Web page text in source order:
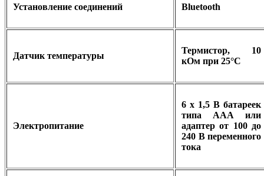
Установление соединений Bluetooth
Датчик температуры
Термистор, 10
кОм при 25°C
Электропитание
6 х 1,5 В батареек
типа ААА или
адаптер от 100 до
240 В переменного
тока